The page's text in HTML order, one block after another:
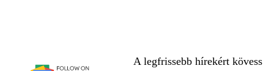
A legfrissebb hírekért kövess